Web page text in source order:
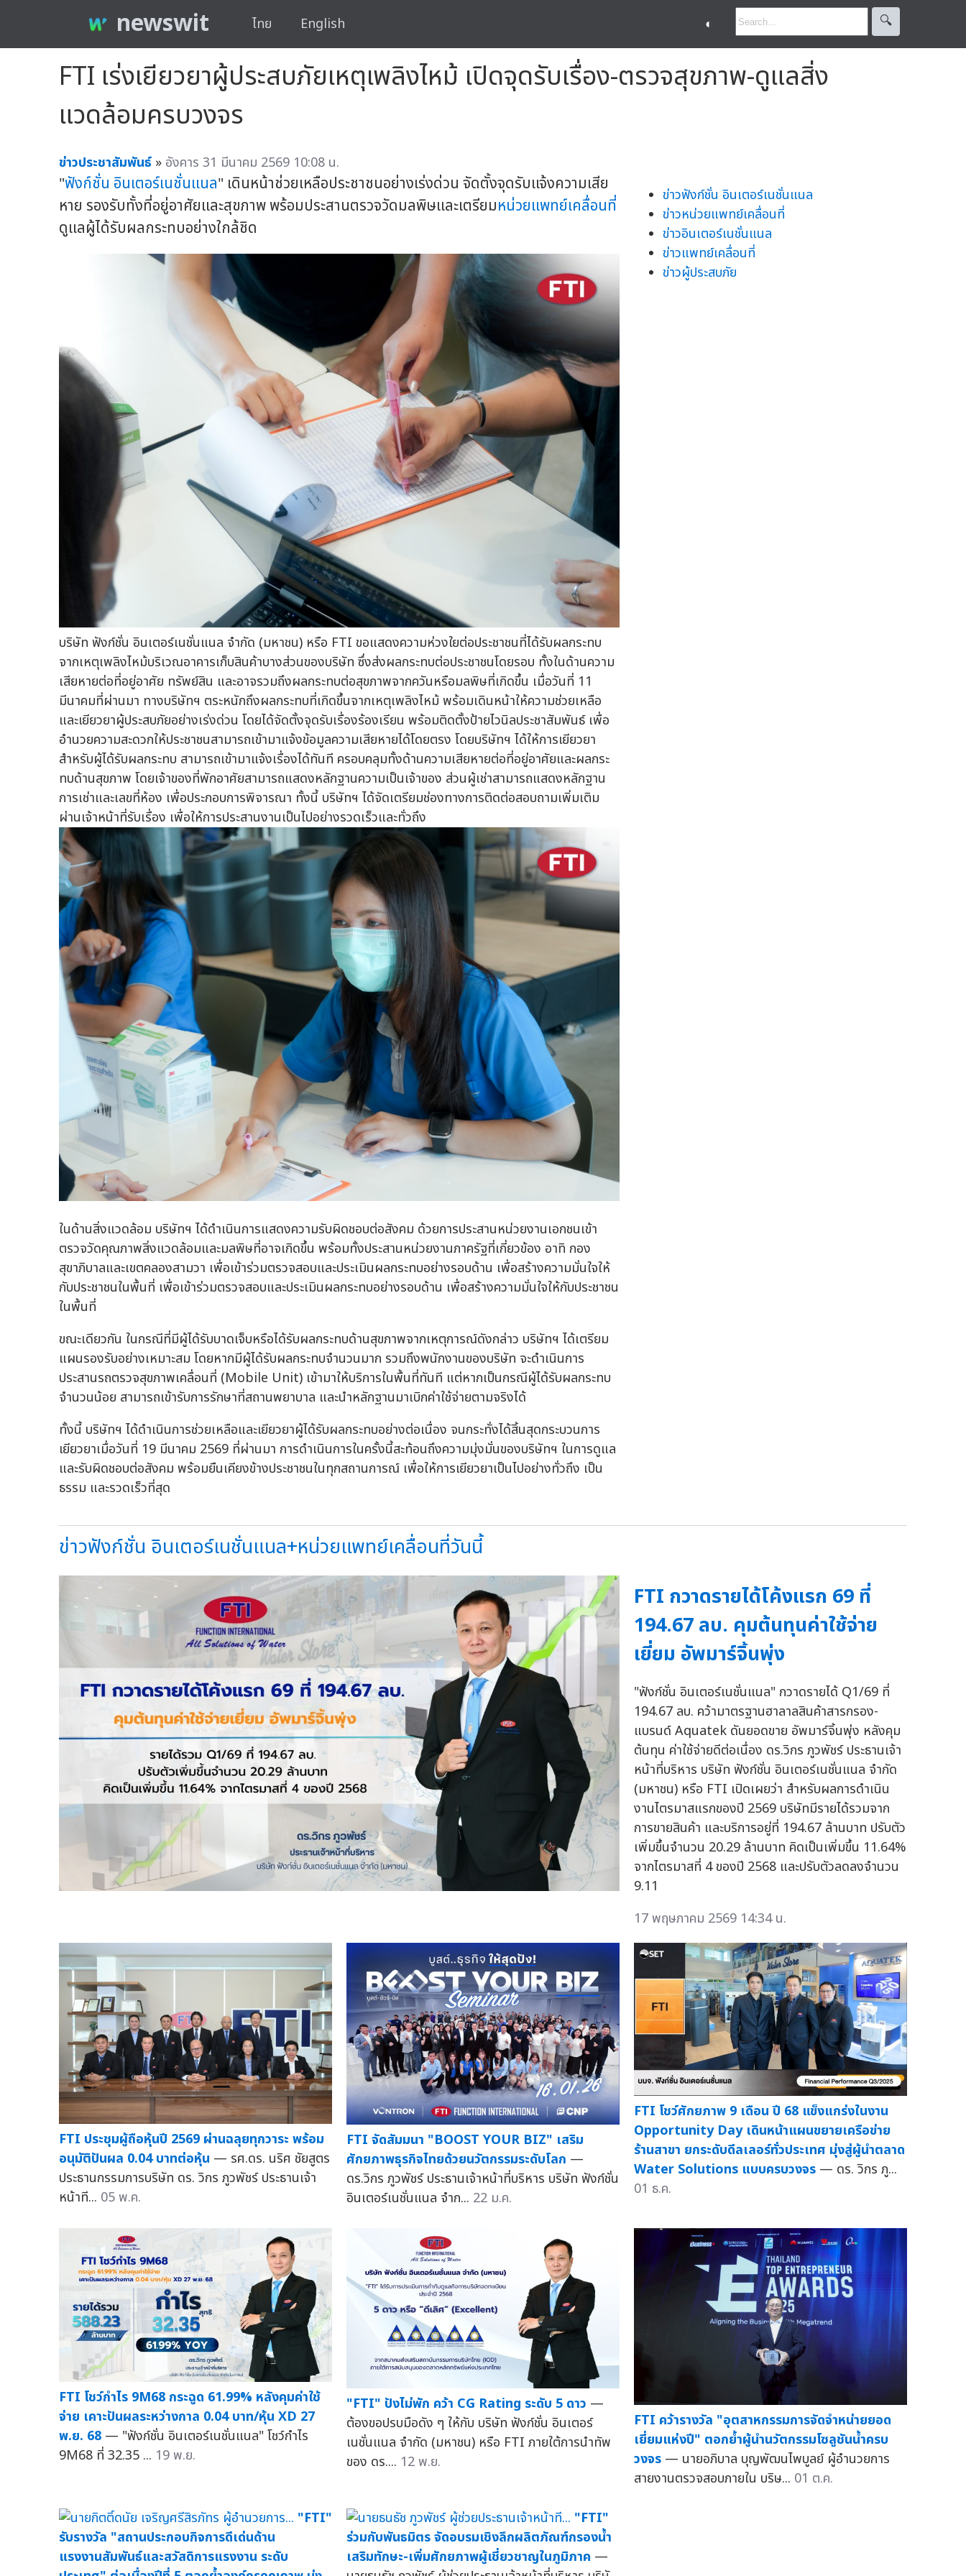
newswit ไทย English ◐ 🔍︎
FTI เร่งเยียวยาผู้ประสบภัยเหตุเพลิงไหม้ เปิดจุดรับเรื่อง-ตรวจสุขภาพ-ดูแลสิ่ง
แวดล้อมครบวงจร
ข่าวประชาสัมพันธ์ » อังคาร 31 มีนาคม 2569 10:08 น.
"ฟังก์ชั่น อินเตอร์เนชั่นแนล" เดินหน้าช่วยเหลือประชาชนอย่างเร่งด่วน จัดตั้งจุดรับแจ้งความเสีย
หาย รองรับทั้งที่อยู่อาศัยและสุขภาพ พร้อมประสานตรวจวัดมลพิษและเตรียมหน่วยแพทย์เคลื่อนที่
ดูแลผู้ได้รับผลกระทบอย่างใกล้ชิด
บริษัท ฟังก์ชั่น อินเตอร์เนชั่นแนล จำกัด (มหาชน) หรือ FTI ขอแสดงความห่วงใยต่อประชาชนที่ได้รับผลกระทบ
จากเหตุเพลิงไหม้บริเวณอาคารเก็บสินค้าบางส่วนของบริษัท ซึ่งส่งผลกระทบต่อประชาชนโดยรอบ ทั้งในด้านความ
เสียหายต่อที่อยู่อาศัย ทรัพย์สิน และอาจรวมถึงผลกระทบต่อสุขภาพจากควันหรือมลพิษที่เกิดขึ้น เมื่อวันที่ 11
มีนาคมที่ผ่านมา ทางบริษัทฯ ตระหนักถึงผลกระทบที่เกิดขึ้นจากเหตุเพลิงไหม้ พร้อมเดินหน้าให้ความช่วยเหลือ
และเยียวยาผู้ประสบภัยอย่างเร่งด่วน โดยได้จัดตั้งจุดรับเรื่องร้องเรียน พร้อมติดตั้งป้ายไวนิลประชาสัมพันธ์ เพื่อ
อำนวยความสะดวกให้ประชาชนสามารถเข้ามาแจ้งข้อมูลความเสียหายได้โดยตรง โดยบริษัทฯ ได้ให้การเยียวยา
สำหรับผู้ได้รับผลกระทบ สามารถเข้ามาแจ้งเรื่องได้ทันที ครอบคลุมทั้งด้านความเสียหายต่อที่อยู่อาศัยและผลกระ
ทบด้านสุขภาพ โดยเจ้าของที่พักอาศัยสามารถแสดงหลักฐานความเป็นเจ้าของ ส่วนผู้เช่าสามารถแสดงหลักฐาน
การเช่าและเลขที่ห้อง เพื่อประกอบการพิจารณา ทั้งนี้ บริษัทฯ ได้จัดเตรียมช่องทางการติดต่อสอบถามเพิ่มเติม
ผ่านเจ้าหน้าที่รับเรื่อง เพื่อให้การประสานงานเป็นไปอย่างรวดเร็วและทั่วถึง
ในด้านสิ่งแวดล้อม บริษัทฯ ได้ดำเนินการแสดงความรับผิดชอบต่อสังคม ด้วยการประสานหน่วยงานเอกชนเข้า
ตรวจวัดคุณภาพสิ่งแวดล้อมและมลพิษที่อาจเกิดขึ้น พร้อมทั้งประสานหน่วยงานภาครัฐที่เกี่ยวข้อง อาทิ กอง
สุขาภิบาลและเขตคลองสามวา เพื่อเข้าร่วมตรวจสอบและประเมินผลกระทบอย่างรอบด้าน เพื่อสร้างความมั่นใจให้
กับประชาชนในพื้นที่ เพื่อเข้าร่วมตรวจสอบและประเมินผลกระทบอย่างรอบด้าน เพื่อสร้างความมั่นใจให้กับประชาชน
ในพื้นที่
ขณะเดียวกัน ในกรณีที่มีผู้ได้รับบาดเจ็บหรือได้รับผลกระทบด้านสุขภาพจากเหตุการณ์ดังกล่าว บริษัทฯ ได้เตรียม
แผนรองรับอย่างเหมาะสม โดยหากมีผู้ได้รับผลกระทบจำนวนมาก รวมถึงพนักงานของบริษัท จะดำเนินการ
ประสานรถตรวจสุขภาพเคลื่อนที่ (Mobile Unit) เข้ามาให้บริการในพื้นที่ทันที แต่หากเป็นกรณีผู้ได้รับผลกระทบ
จำนวนน้อย สามารถเข้ารับการรักษาที่สถานพยาบาล และนำหลักฐานมาเบิกค่าใช้จ่ายตามจริงได้
ทั้งนี้ บริษัทฯ ได้ดำเนินการช่วยเหลือและเยียวยาผู้ได้รับผลกระทบอย่างต่อเนื่อง จนกระทั่งได้สิ้นสุดกระบวนการ
เยียวยาเมื่อวันที่ 19 มีนาคม 2569 ที่ผ่านมา การดำเนินการในครั้งนี้สะท้อนถึงความมุ่งมั่นของบริษัทฯ ในการดูแล
และรับผิดชอบต่อสังคม พร้อมยืนเคียงข้างประชาชนในทุกสถานการณ์ เพื่อให้การเยียวยาเป็นไปอย่างทั่วถึง เป็น
ธรรม และรวดเร็วที่สุด
ข่าวฟังก์ชั่น อินเตอร์เนชั่นแนล
ข่าวหน่วยแพทย์เคลื่อนที่
ข่าวอินเตอร์เนชั่นแนล
ข่าวแพทย์เคลื่อนที่
ข่าวผู้ประสบภัย
ข่าวฟังก์ชั่น อินเตอร์เนชั่นแนล+หน่วยแพทย์เคลื่อนที่วันนี้
FTI กวาดรายได้โค้งแรก 69 ที่
194.67 ลบ. คุมต้นทุนค่าใช้จ่าย
เยี่ยม อัพมาร์จิ้นพุ่ง
"ฟังก์ชั่น อินเตอร์เนชั่นแนล" กวาดรายได้ Q1/69 ที่
194.67 ลบ. คว้ามาตรฐานฮาลาลสินค้าสารกรอง-
แบรนด์ Aquatek ดันยอดขาย อัพมาร์จิ้นพุ่ง หลังคุม
ต้นทุน ค่าใช้จ่ายดีต่อเนื่อง ดร.วิกร ภูวพัชร์ ประธานเจ้า
หน้าที่บริหาร บริษัท ฟังก์ชั่น อินเตอร์เนชั่นแนล จำกัด
(มหาชน) หรือ FTI เปิดเผยว่า สำหรับผลการดำเนิน
งานไตรมาสแรกของปี 2569 บริษัทมีรายได้รวมจาก
การขายสินค้า และบริการอยู่ที่ 194.67 ล้านบาท ปรับตัว
เพิ่มขึ้นจำนวน 20.29 ล้านบาท คิดเป็นเพิ่มขึ้น 11.64%
จากไตรมาสที่ 4 ของปี 2568 และปรับตัวลดลงจำนวน
9.11
17 พฤษภาคม 2569 14:34 น.
FTI ประชุมผู้ถือหุ้นปี 2569 ผ่านฉลุยทุกวาระ พร้อม
อนุมัติปันผล 0.04 บาทต่อหุ้น — รศ.ดร. นริศ ชัยสูตร
ประธานกรรมการบริษัท ดร. วิกร ภูวพัชร์ ประธานเจ้า
หน้าที... 05 พ.ค.
FTI จัดสัมมนา "BOOST YOUR BIZ" เสริม
ศักยภาพธุรกิจไทยด้วยนวัตกรรมระดับโลก —
ดร.วิกร ภูวพัชร์ ประธานเจ้าหน้าที่บริหาร บริษัท ฟังก์ชั่น
อินเตอร์เนชั่นแนล จำก... 22 ม.ค.
FTI โชว์ศักยภาพ 9 เดือน ปี 68 แข็งแกร่งในงาน
Opportunity Day เดินหน้าแผนขยายเครือข่าย
ร้านสาขา ยกระดับดีลเลอร์ทั่วประเทศ มุ่งสู่ผู้นำตลาด
Water Solutions แบบครบวงจร — ดร. วิกร ภู...
01 ธ.ค.
FTI โชว์กำไร 9M68 กระฉูด 61.99% หลังคุมค่าใช้
จ่าย เคาะปันผลระหว่างกาล 0.04 บาท/หุ้น XD 27
พ.ย. 68 — "ฟังก์ชั่น อินเตอร์เนชั่นแนล" โชว์กำไร
9M68 ที่ 32.35 ... 19 พ.ย.
"FTI" ปังไม่พัก คว้า CG Rating ระดับ 5 ดาว —
ต้องขอปรบมือดัง ๆ ให้กับ บริษัท ฟังก์ชั่น อินเตอร์
เนชั่นแนล จำกัด (มหาชน) หรือ FTI ภายใต้การนำทัพ
ของ ดร.... 12 พ.ย.
FTI คว้ารางวัล "อุตสาหกรรมการจัดจำหน่ายยอด
เยี่ยมแห่งปี" ตอกย้ำผู้นำนวัตกรรมโซลูชันน้ำครบ
วงจร — นายอภิบาล บุญพัฒนไพบูลย์ ผู้อำนวยการ
สายงานตรวจสอบภายใน บริษ... 01 ต.ค.
"FTI"
รับรางวัล "สถานประกอบกิจการดีเด่นด้าน
แรงงานสัมพันธ์และสวัสดิการแรงงาน ระดับ
"FTI"
ร่วมกับพันธมิตร จัดอบรมเชิงลึกผลิตภัณฑ์กรองน้ำ
เสริมทักษะ-เพิ่มศักยภาพผู้เชี่ยวชาญในภูมิภาค —